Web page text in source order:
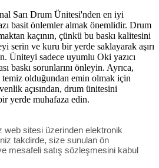
Sarı Drum Ünitesi'nden en iyi
basit önlemler almak önemlidir. Drum
kaçının, çünkü bu baskı kalitesini
serin ve kuru bir yerde saklayarak aşırı
Üniteyi sadece uyumlu Oki yazıcı
baskı sorunlarını önleyin. Ayrıca,
olduğundan emin olmak için
açısından, drum ünitesini
yerde muhafaza edin.
web sitesi üzerinden elektronik
takdirde, size sunulan ön
mesafeli satış sözleşmesini kabul